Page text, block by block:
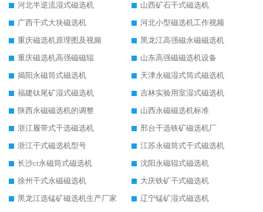
河北半逆流湿式磁选机
山西矿石干式磁选机
广西干式大块磁选机
河北小型磁选机工作视频
重庆磁选机原理图及视频
黑龙江高强磁永磁磁选机
重庆磁选机高强磁磁辊
山东高强磁磁选机设备
揭阳永磁筒式磁选机
天津永磁湿式筒式磁选机
福建钛尾矿湿式磁选机
吉林实验用室湿式磁选机
陕西永磁磁选机的调整
山西永磁磁选机标准
浙江履带式干选磁选机
邢台干选铁矿磁选机厂
浙江干式磁选机型号
江苏永磁筒式干式磁选机
长沙ct永磁筒式磁选机
沈阳永磁辊式磁选机
徐州干式永磁磁选机
大庆铁矿干式磁选机
黑龙江选锰矿磁选机生产厂家
辽宁锰矿湿式磁选机